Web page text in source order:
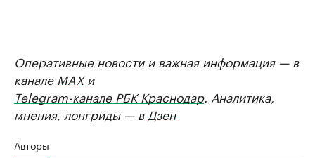
Оперативные новости и важная информация — в
канале MAXи
Telegram-канале РБК Краснодар. Аналитика,
мнения, лонгриды — в Дзен
Авторы